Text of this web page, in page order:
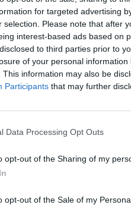
for targeted advertising
selection. Please note that after
interest-based ads based on
to third parties prior to
of your personal
This information may also be
Participants that may further
Data Processing Opt Outs
opt-out of the Sharing of my
opt-out of the Sale of my
de 2014 avec 146 000 km